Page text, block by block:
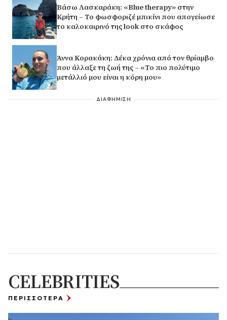
Βάσω Λασκαράκη: «Blue therapy» στην
Κρήτη – Το φωσφοριζέ μπικίνι που απογείωσε
το καλοκαιρινό της look στο σκάφος
Άννα Κορακάκη: Δέκα χρόνια από τον θρίαμβο
που άλλαξε τη ζωή της – «Το πιο πολύτιμο
μετάλλιό μου είναι η κόρη μου»
ΔΙΑΦΗΜΙΣΗ
CELEBRITIES
ΠΕΡΙΣΣΟΤΕΡΑ